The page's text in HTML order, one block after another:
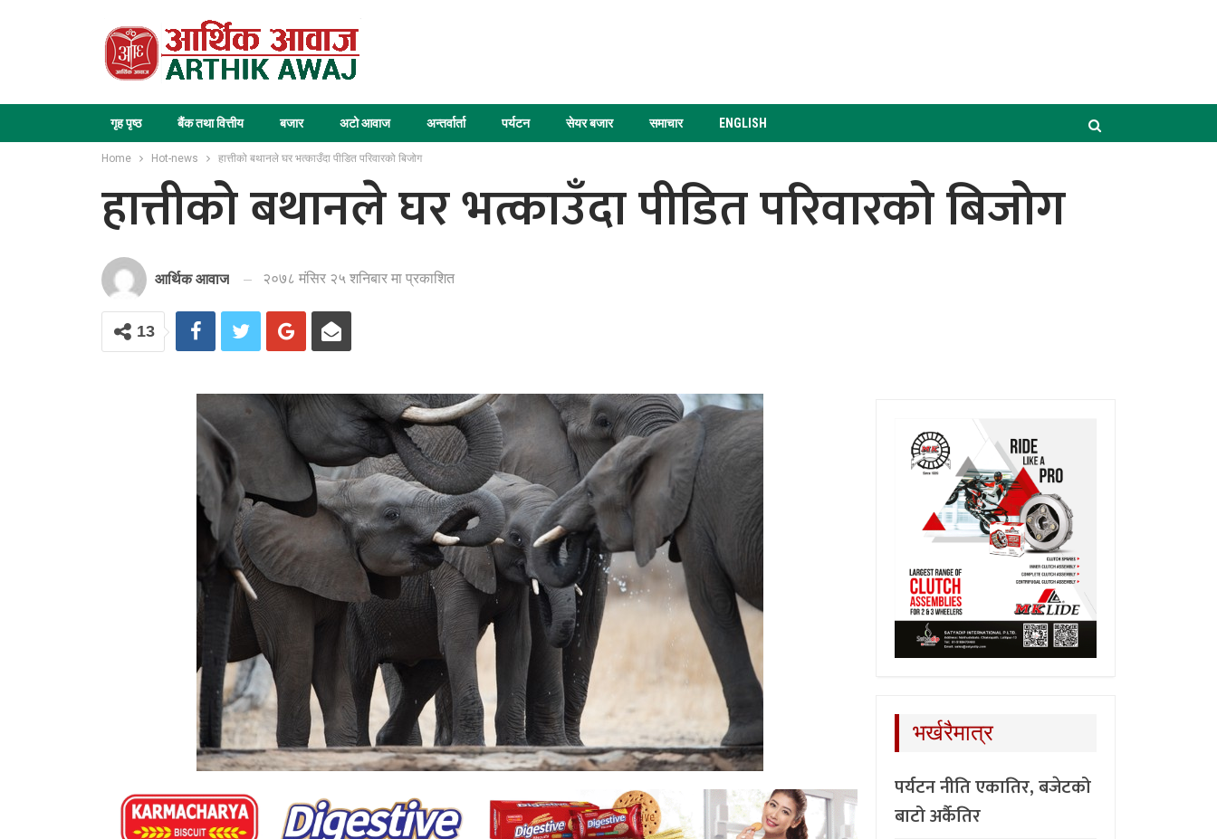
गृह पृष्ठ बैंक तथा वित्तीय बजार अटो आवाज अन्तर्वार्ता पर्यटन सेयर बजार समाचार ENGLISH
Home Hot-news हात्तीको बथानले घर भत्काउँदा पीडित परिवारको बिजोग
हात्तीको बथानले घर भत्काउँदा पीडित परिवारको बिजोग
आर्थिक आवाज २०७८ मंसिर २५ शनिबार मा प्रकाशित
13
भर्खरैमात्र
पर्यटन नीति एकातिर, बजेटको
बाटो अर्कैतिर